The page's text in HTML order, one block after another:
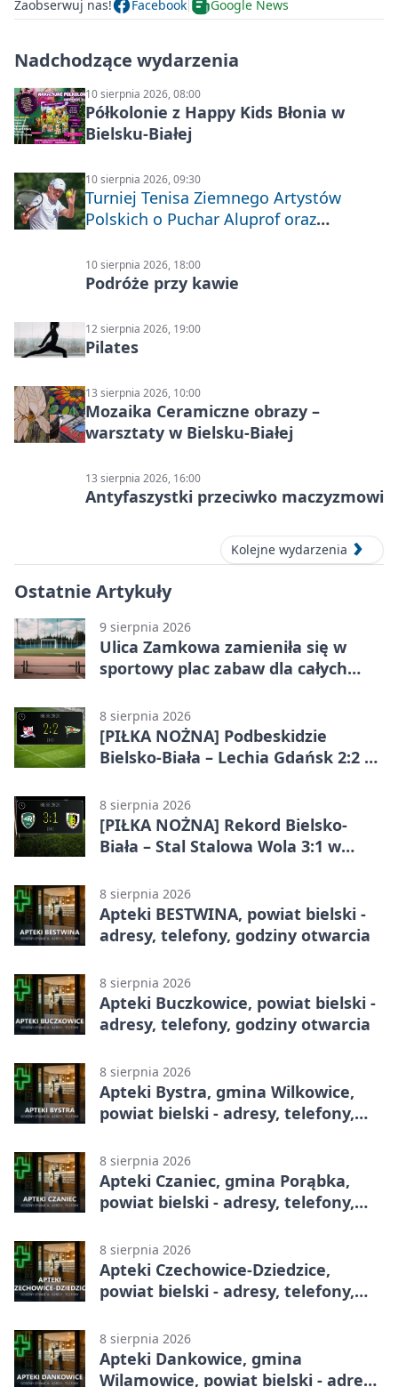
Zaobserwuj nas! Facebook Google News
Nadchodzące wydarzenia
10 sierpnia 2026, 08:00
Półkolonie z Happy Kids Błonia w
Bielsku-Białej
10 sierpnia 2026, 09:30
Turniej Tenisa Ziemnego Artystów
Polskich o Puchar Aluprof oraz
Puchar Prezydenta Miasta Bielska-
Białej
10 sierpnia 2026, 18:00
Podróże przy kawie
12 sierpnia 2026, 19:00
Pilates
13 sierpnia 2026, 10:00
Mozaika Ceramiczne obrazy –
warsztaty w Bielsku-Białej
13 sierpnia 2026, 16:00
Antyfaszystki przeciwko maczyzmowi
Kolejne wydarzenia
Ostatnie Artykuły
9 sierpnia 2026
Ulica Zamkowa zamieniła się w
sportowy plac zabaw dla całych
8 sierpnia 2026
[PIŁKA NOŻNA] Podbeskidzie
Bielsko-Biała – Lechia Gdańsk 2:2 w
Bielsku-Białej
8 sierpnia 2026
[PIŁKA NOŻNA] Rekord Bielsko-
Biała – Stal Stalowa Wola 3:1 w
8 sierpnia 2026
Apteki BESTWINA, powiat bielski -
adresy, telefony, godziny otwarcia
8 sierpnia 2026
Apteki Buczkowice, powiat bielski -
adresy, telefony, godziny otwarcia
8 sierpnia 2026
Apteki Bystra, gmina Wilkowice,
powiat bielski - adresy, telefony,
8 sierpnia 2026
Apteki Czaniec, gmina Porąbka,
powiat bielski - adresy, telefony,
8 sierpnia 2026
Apteki Czechowice-Dziedzice,
powiat bielski - adresy, telefony,
8 sierpnia 2026
Apteki Dankowice, gmina
Wilamowice, powiat bielski - adresy,